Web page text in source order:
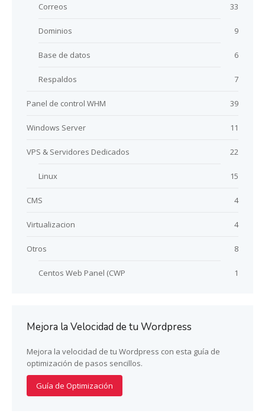
Correos 33
Dominios 9
Base de datos 6
Respaldos 7
Panel de control WHM 39
Windows Server 11
VPS & Servidores Dedicados 22
Linux 15
CMS 4
Virtualizacion 4
Otros 8
Centos Web Panel (CWP 1
Mejora la Velocidad de tu Wordpress
Mejora la velocidad de tu Wordpress con esta guía de
optimización de pasos sencillos.
Guía de Optimización